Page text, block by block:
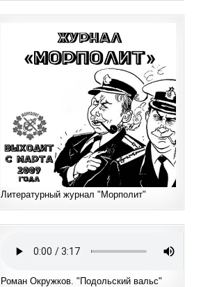
Литературный журнал "Морполит"
Роман Окружков. "Подольский вальс"